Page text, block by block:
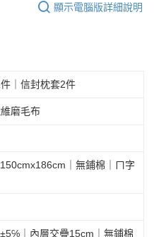
顯示電腦版詳細說明
｜信封枕套2件
磨毛布
｜無鋪棉｜ㄇ字
｜內層交疊15cm｜無鋪棉